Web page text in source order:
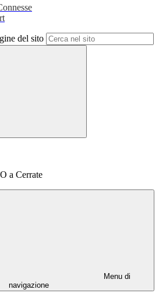
del sito
a Cerrate
Menu di
navigazione